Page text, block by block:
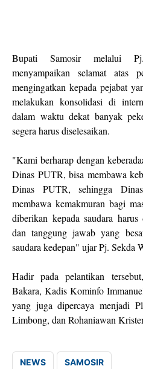
Bupati Samosir melalui
menyampaikan selamat atas
mengingatkan kepada pejabat
melakukan konsolidasi di
dalam waktu dekat banyak
segera harus diselesaikan.
"Kami berharap dengan
Dinas PUTR, bisa membawa
Dinas PUTR, sehingga
membawa kemakmuran bagi
diberikan kepada saudara
dan tanggung jawab yang
saudara kedepan" ujar Pj. Sekda
Hadir pada pelantikan
Bakara, Kadis Kominfo
yang juga dipercaya menjadi
Limbong, dan Rohaniawan
NEWS SAMOSIR